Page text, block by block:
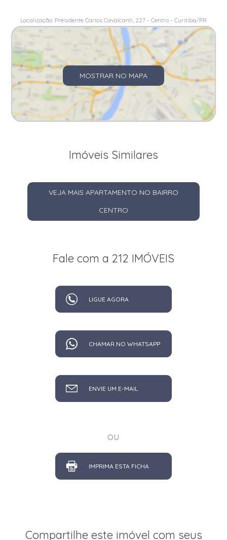
Localização: Presidente Carlos Cavalcanti, 227 - Centro - Curitiba/PR
MOSTRAR NO MAPA
Imóveis Similares
VEJA MAIS APARTAMENTO NO BAIRRO
CENTRO
Fale com a 212 IMÓVEIS
LIGUE AGORA
CHAMAR NO WHATSAPP
ENVIE UM E-MAIL
ou
IMPRIMA ESTA FICHA
Compartilhe este imóvel com seus